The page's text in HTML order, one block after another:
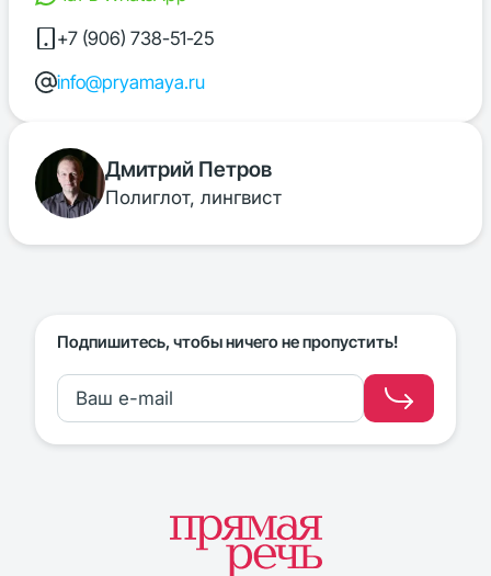
+7 (906) 738-51-25
info@pryamaya.ru
Дмитрий Петров
Полиглот, лингвист
Подпишитесь, чтобы ничего не пропустить!